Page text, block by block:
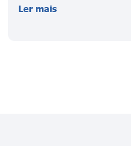
Ler mais